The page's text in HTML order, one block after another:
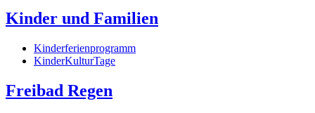
Kinder und Familien
Kinderferienprogramm
KinderKulturTage
Freibad Regen